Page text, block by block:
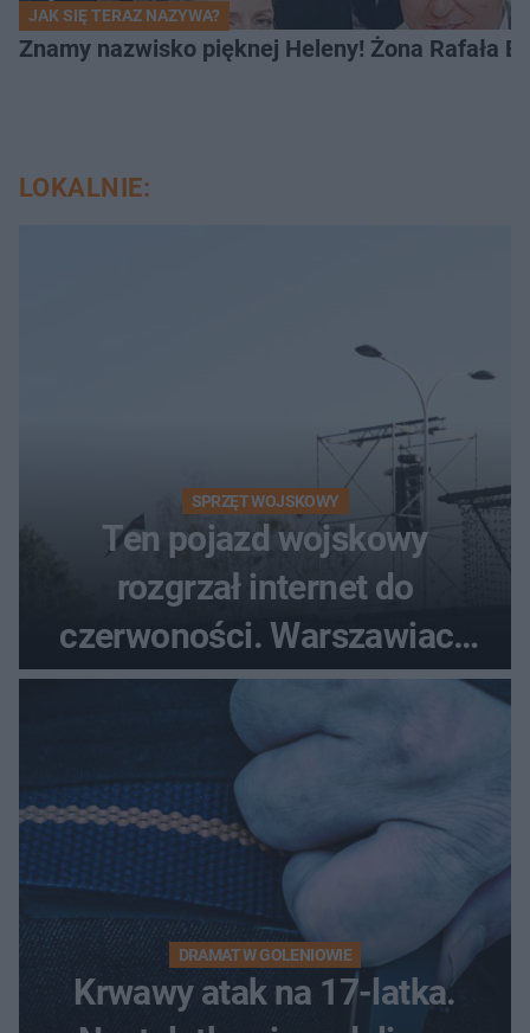
JAK SIĘ TERAZ NAZYWA?
Znamy nazwisko pięknej Heleny! Żona Rafała
LOKALNIE:
SPRZĘT WOJSKOWY
Ten pojazd wojskowy
rozgrzał internet do
czerwoności. Warszawiacy
pytali, czy to Mad Max!
DRAMAT W GOLENIOWIE
Krwawy atak na 17-latka.